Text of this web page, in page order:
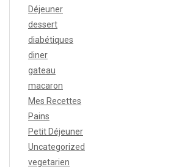
Déjeuner
dessert
diabétiques
diner
gateau
macaron
Mes Recettes
Pains
Petit Déjeuner
Uncategorized
vegetarien